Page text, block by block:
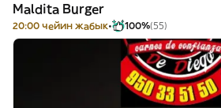
Maldita Burger
20:00 чейин жабык 100%(55)